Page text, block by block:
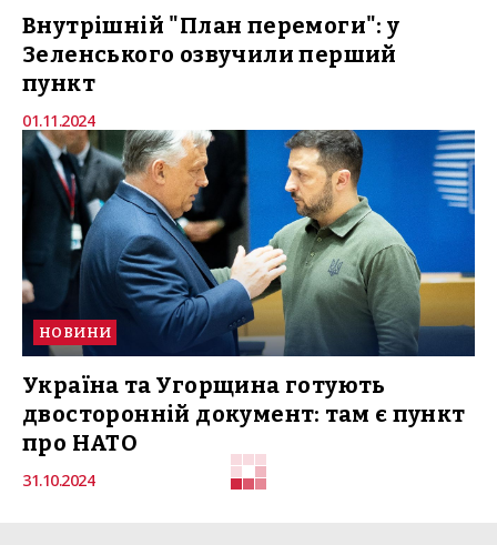
Внутрішній "План перемоги": у
Зеленського озвучили перший
пункт
01.11.2024
НОВИНИ
Україна та Угорщина готують
двосторонній документ: там є пункт
про НАТО
31.10.2024